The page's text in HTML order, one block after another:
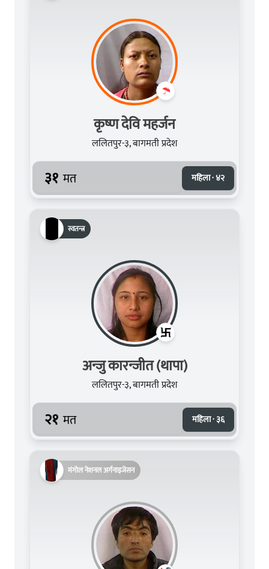
कृष्ण देवि महर्जन
ललितपुर-३, बागमती प्रदेश
३१ मत महिला · ४२
स्वतन्त्र
अन्जु कारन्जीत (थापा)
ललितपुर-३, बागमती प्रदेश
२१ मत महिला · ३६
मंगोल नेशनल अर्गनाइजेसन